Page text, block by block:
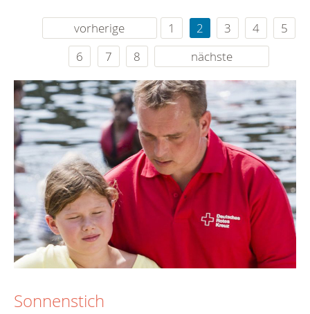
vorherige 1 2 3 4
5
6
7 8 nächste
Sonnenstich